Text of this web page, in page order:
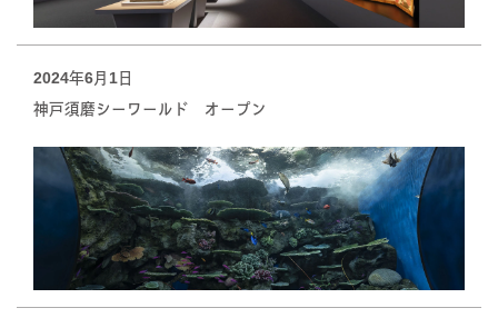
2024年6月1日
神戸須磨シーワールド オープン